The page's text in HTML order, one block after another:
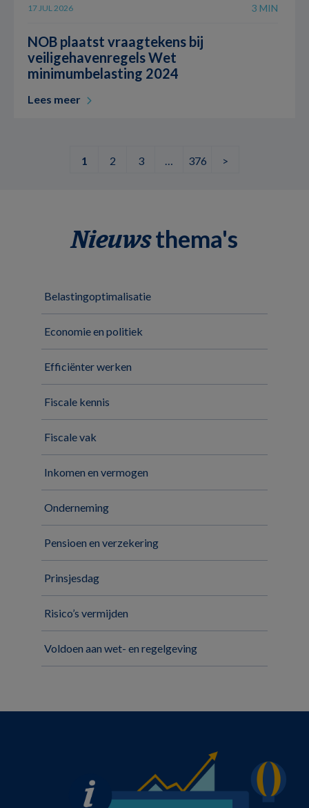
17 JUL 2026 3 MIN
NOB plaatst vraagtekens bij
veiligehavenregels Wet
minimumbelasting 2024
Lees meer
1 2 3 … 376 >
Nieuwsthema's
Belastingoptimalisatie
Economie en politiek
Efficiënter werken
Fiscale kennis
Fiscale vak
Inkomen en vermogen
Onderneming
Pensioen en verzekering
Prinsjesdag
Risico’s vermijden
Voldoen aan wet- en regelgeving